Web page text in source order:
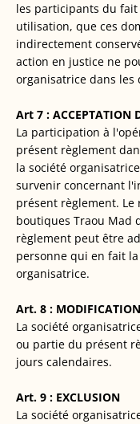
les participants du
utilisation, que ces
indirectement
action en justice ne
organisatrice dans les
Art 7 : ACCEPTATION
La participation à
présent règlement
la société
survenir concernant
présent règlement. Le
boutiques Traou Mad
règlement peut être
personne qui en fait
organisatrice.
Art. 8 :
La société
ou partie du présent
jours calendaires.
Art. 9 : EXCLUSION
La société